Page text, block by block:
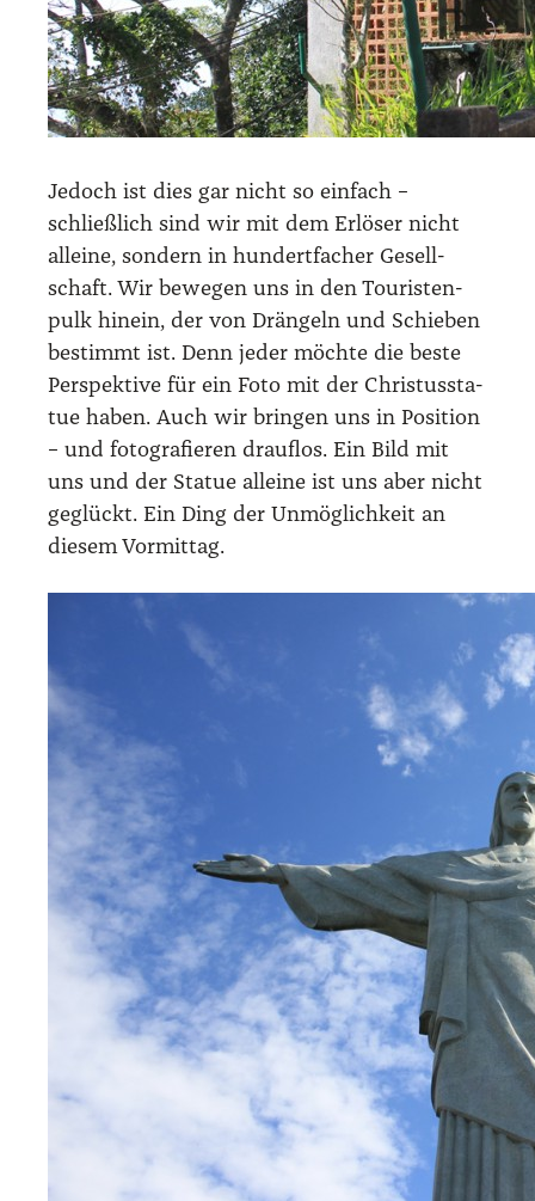
Jedoch ist dies gar nicht so ein­fach –
schließ­lich sind wir mit dem Erlö­ser nicht
allei­ne, son­dern in hun­dert­fa­cher Gesell­
schaft. Wir bewe­gen uns in den Tou­ris­ten­
pulk hin­ein, der von Drän­geln und Schie­ben
bestimmt ist. Denn jeder möch­te die bes­te
Per­spek­ti­ve für ein Foto mit der Chris­tus­sta­
tue haben. Auch wir brin­gen uns in Posi­ti­on
– und foto­gra­fie­ren drauf­los. Ein Bild mit
uns und der Sta­tue allei­ne ist uns aber nicht
geglückt. Ein Ding der Unmög­lich­keit an
die­sem Vor­mit­tag.